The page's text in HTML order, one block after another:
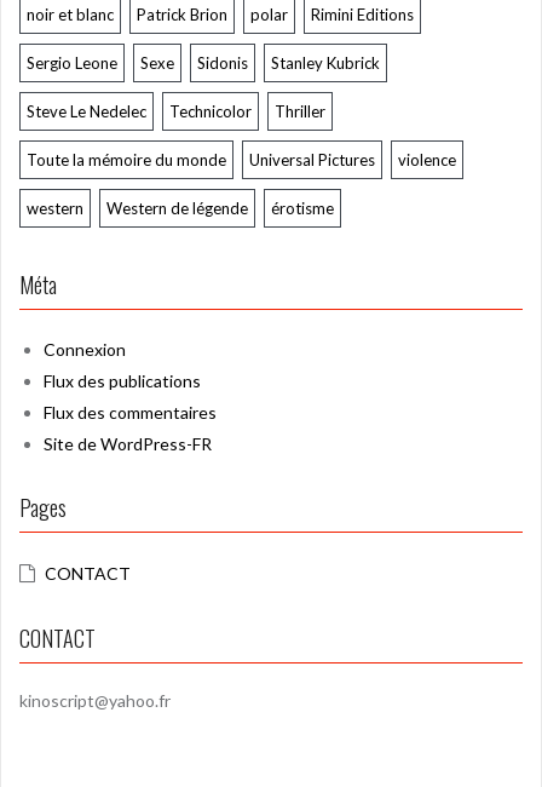
noir et blanc Patrick Brion polar Rimini Editions
Sergio Leone Sexe Sidonis Stanley Kubrick
Steve Le Nedelec Technicolor Thriller
Toute la mémoire du monde Universal Pictures violence
western Western de légende érotisme
Méta
Connexion
Flux des publications
Flux des commentaires
Site de WordPress-FR
Pages
CONTACT
CONTACT
kinoscript@yahoo.fr